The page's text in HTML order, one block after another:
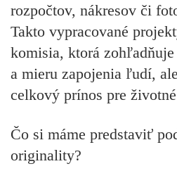
rozpočtov, nákresov či
Takto vypracované
komisia, ktorá
a mieru zapojenia ľudí,
celkový prínos pre
Čo si máme predstaviť
originality?